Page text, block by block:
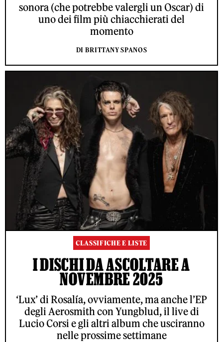
sonora (che potrebbe valergli un Oscar) di
uno dei film più chiacchierati del
momento
DI BRITTANY SPANOS
CLASSIFICHE E LISTE
I DISCHI DA ASCOLTARE A
NOVEMBRE 2025
‘Lux’ di Rosalía, ovviamente, ma anche l’EP
degli Aerosmith con Yungblud, il live di
Lucio Corsi e gli altri album che usciranno
nelle prossime settimane